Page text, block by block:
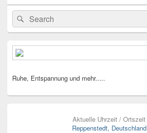
Suche
nach:
Suchen
Ruhe, Entspannung und mehr.....
Aktuelle Uhrzeit / Ortszeit
Reppenstedt, Deutschland